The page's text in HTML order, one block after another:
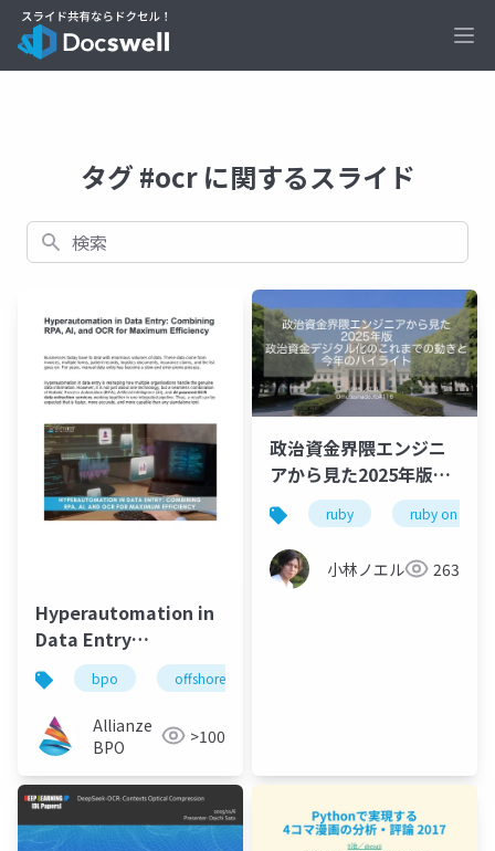
タグ #ocr に関するスライド
検索
Hyperautomation in
Data Entry
Combining RPA, AI,
and OCR for
Maximum Efficiency
bpo offshore
Allianze
BPO
>100
政治資金界隈エンジニ
アから見た2025年版政
治資金デジタル化のこ
れまでの動きと今年の
ハイライト
ruby ruby on rails
小林ノエル 263